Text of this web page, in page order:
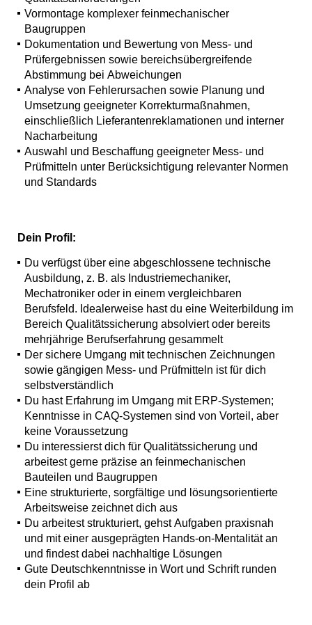
Vormontage komplexer feinmechanischer
Baugruppen
Dokumentation und Bewertung von Mess- und
Prüfergebnissen sowie bereichsübergreifende
Abstimmung bei Abweichungen
Analyse von Fehlerursachen sowie Planung und
Umsetzung geeigneter Korrekturmaßnahmen,
einschließlich Lieferantenreklamationen und interner
Nacharbeitung
Auswahl und Beschaffung geeigneter Mess- und
Prüfmitteln unter Berücksichtigung relevanter Normen
und Standards
Dein Profil:
Du verfügst über eine abgeschlossene technische
Ausbildung, z. B. als Industriemechaniker,
Mechatroniker oder in einem vergleichbaren
Berufsfeld. Idealerweise hast du eine Weiterbildung im
Bereich Qualitätssicherung absolviert oder bereits
mehrjährige Berufserfahrung gesammelt
Der sichere Umgang mit technischen Zeichnungen
sowie gängigen Mess- und Prüfmitteln ist für dich
selbstverständlich
Du hast Erfahrung im Umgang mit ERP-Systemen;
Kenntnisse in CAQ-Systemen sind von Vorteil, aber
keine Voraussetzung
Du interessierst dich für Qualitätssicherung und
arbeitest gerne präzise an feinmechanischen
Bauteilen und Baugruppen
Eine strukturierte, sorgfältige und lösungsorientierte
Arbeitsweise zeichnet dich aus
Du arbeitest strukturiert, gehst Aufgaben praxisnah
und mit einer ausgeprägten Hands-on-Mentalität an
und findest dabei nachhaltige Lösungen
Gute Deutschkenntnisse in Wort und Schrift runden
dein Profil ab